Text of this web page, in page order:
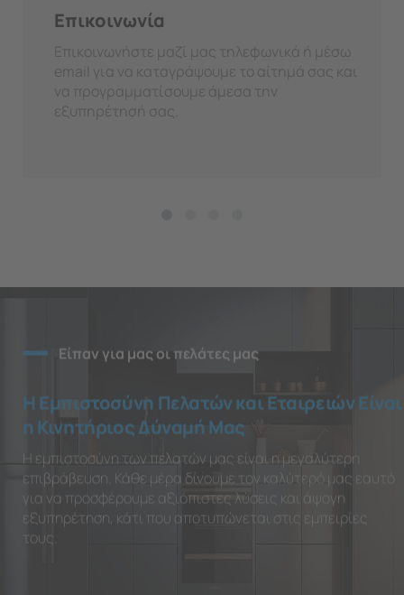
Επικοινωνία
Επικοινωνήστε μαζί μας τηλεφωνικά ή μέσω
email για να καταγράψουμε το αίτημά σας και
να προγραμματίσουμε άμεσα την
εξυπηρέτησή σας.
Είπαν για μας οι πελάτες μας
Η Εμπιστοσύνη Πελατών και Εταιρειών Είναι
η Κινητήριος Δύναμή Μας
Η εμπιστοσύνη των πελατών μας είναι η μεγαλύτερη
επιβράβευση. Κάθε μέρα δίνουμε τον καλύτερό μας εαυτό
για να προσφέρουμε αξιόπιστες λύσεις και άψογη
εξυπηρέτηση, κάτι που αποτυπώνεται στις εμπειρίες
τους.